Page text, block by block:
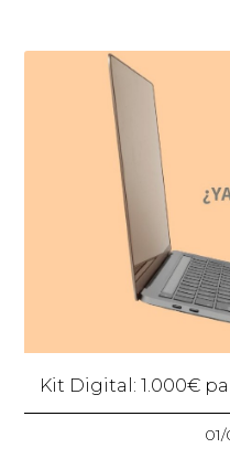
Kit Digital: 1.000€